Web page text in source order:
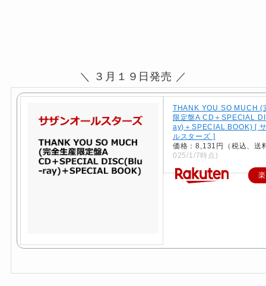
＼ ３月１９日発売 ／
THANK YOU SO MUCH (
限定盤A CD＋SPECIAL
ay)＋SPECIAL BOOK) [
ルスターズ ]
価格：8,131円（税込、送
025/1/7時点)